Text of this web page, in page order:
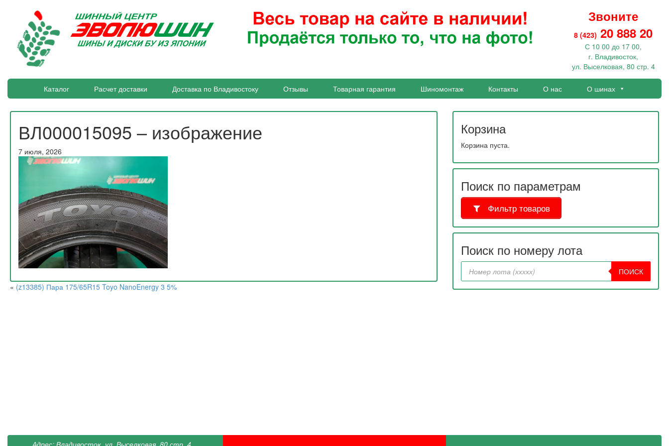
Звоните
8 (423) 20 888 20
С 10 00 до 17 00,
г. Владивосток,
ул. Выселковая, 80 стр. 4
Каталог Расчет доставки Доставка по Владивостоку Отзывы Товарная гарантия Шиномонтаж Контакты О нас О шинах
ВЛ000015095 – изображение
7 июля, 2026
« (z13385) Пара 175/65R15 Toyo NanoEnergy 3 5%
Корзина
Корзина пуста.
Поиск по параметрам
Фильтр товаров
Поиск по номеру лота
ПОИСК
Адрес: Владивосток, ул. Выселковая, 80 стр. 4